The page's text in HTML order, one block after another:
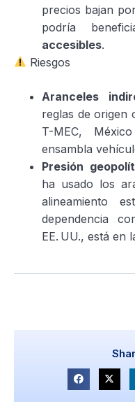
precios bajan
podría
accesibles.
Riesgos
Aranceles
reglas de origen
T-MEC,
ensambla
Presión
ha usado los
alineamiento
dependencia
EE. UU., está en